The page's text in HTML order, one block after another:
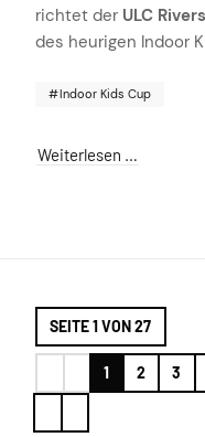
richtet der ULC
des heurigen Indoor
Indoor Kids Cup
Weiterlesen …
SEITE 1 VON 27
1 2 3